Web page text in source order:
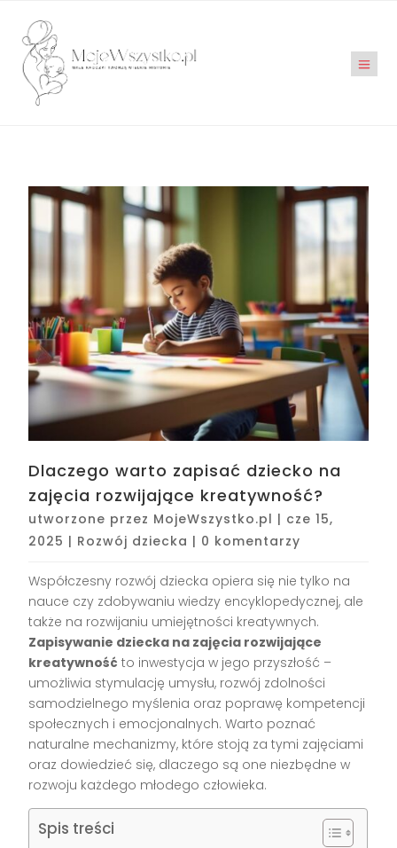
Dlaczego warto zapisać dziecko na
zajęcia rozwijające kreatywność?
utworzone przez MojeWszystko.pl | cze 15,
2025 | Rozwój dziecka | 0 komentarzy
Współczesny rozwój dziecka opiera się nie tylko na
nauce czy zdobywaniu wiedzy encyklopedycznej, ale
także na rozwijaniu umiejętności kreatywnych.
Zapisywanie dziecka na zajęcia rozwijające
kreatywność to inwestycja w jego przyszłość –
umożliwia stymulację umysłu, rozwój zdolności
samodzielnego myślenia oraz poprawę kompetencji
społecznych i emocjonalnych. Warto poznać
naturalne mechanizmy, które stoją za tymi zajęciami
oraz dowiedzieć się, dlaczego są one niezbędne w
rozwoju każdego młodego człowieka.
Spis treści